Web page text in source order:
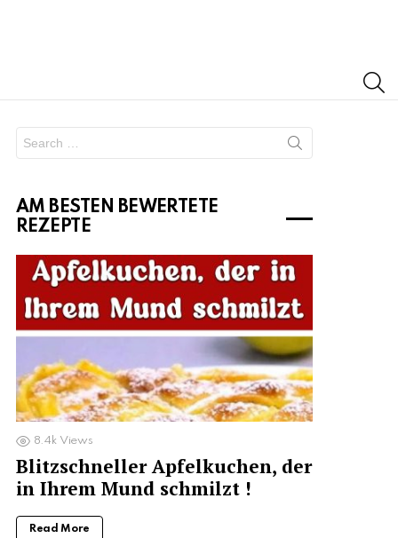
for:
AM BESTEN BEWERTETE
REZEPTE
8.4k Views
Blitzschneller Apfelkuchen, der
in Ihrem Mund schmilzt !
Read More